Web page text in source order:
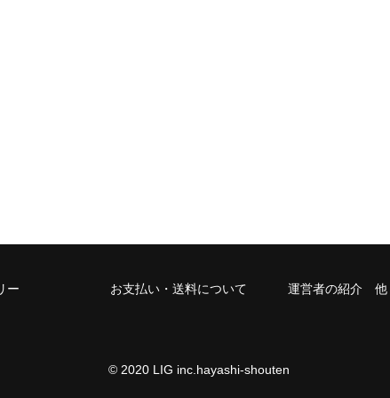
ー お支払い・送料について 運営者の紹介 他
© 2020 LIG inc.hayashi-shouten